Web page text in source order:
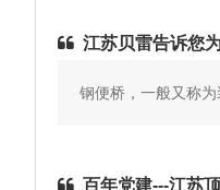
江苏贝雷告诉您
钢便桥，一般又称
百年党建---江苏